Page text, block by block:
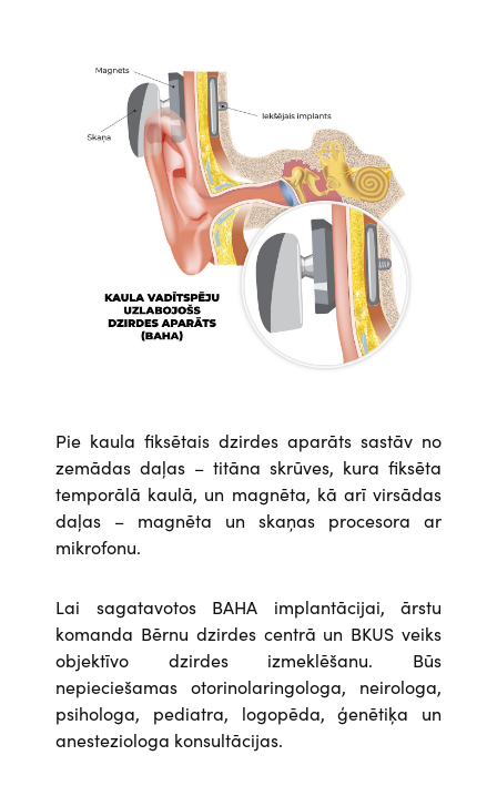
Pie kaula fiksētais dzirdes aparāts sastāv no
zemādas daļas – titāna skrūves, kura fiksēta
temporālā kaulā, un magnēta, kā arī virsādas
daļas – magnēta un skaņas procesora ar
mikrofonu.
Lai sagatavotos BAHA implantācijai, ārstu
komanda Bērnu dzirdes centrā un BKUS veiks
objektīvo dzirdes izmeklēšanu. Būs
nepieciešamas otorinolaringologa, neirologa,
psihologa, pediatra, logopēda, ģenētiķa un
anesteziologa konsultācijas.